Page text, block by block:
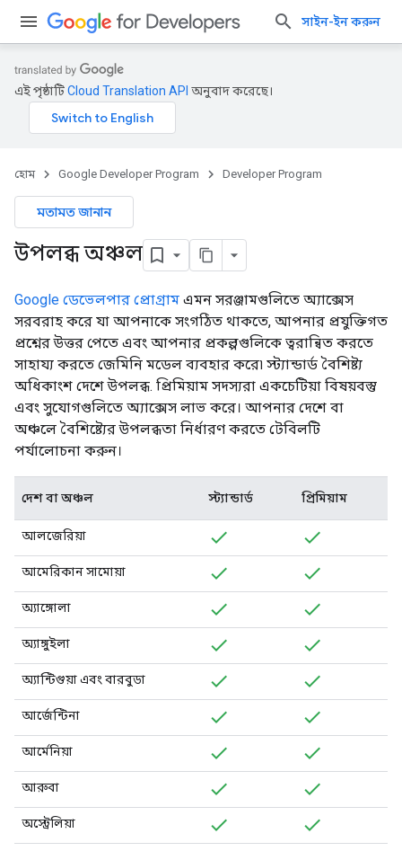
সাইন-ইন করুন
এই পৃষ্ঠাটিCloud Translation API অনুবাদ করেছে।
হোম Google Developer Program Developer Program
মতামত জানান
উপলব্ধ অঞ্চল
Google ডেভেলপার প্রোগ্রাম এমন সরঞ্জামগুলিতে অ্যাক্সেস
সরবরাহ করে যা আপনাকে সংগঠিত থাকতে, আপনার প্রযুক্তিগত
প্রশ্নের উত্তর পেতে এবং আপনার প্রকল্পগুলিকে ত্বরান্বিত করতে
সাহায্য করতে জেমিনি মডেল ব্যবহার করে৷ স্ট্যান্ডার্ড বৈশিষ্ট্য
অধিকাংশ দেশে উপলব্ধ. প্রিমিয়াম সদস্যরা একচেটিয়া বিষয়বস্তু
এবং সুযোগগুলিতে অ্যাক্সেস লাভ করে। আপনার দেশে বা
অঞ্চলে বৈশিষ্ট্যের উপলব্ধতা নির্ধারণ করতে টেবিলটি
পর্যালোচনা করুন।
দেশ বা অঞ্চল স্ট্যান্ডার্ড প্রিমিয়াম
আলজেরিয়া
আমেরিকান সামোয়া
অ্যাঙ্গোলা
অ্যাঙ্গুইলা
অ্যান্টিগুয়া এবং বারবুডা
আর্জেন্টিনা
আর্মেনিয়া
আরুবা
অস্ট্রেলিয়া